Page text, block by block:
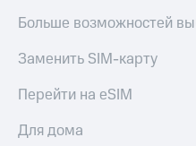
Больше возможностей
Заменить SIM-карту
Перейти на eSIM
Для дома